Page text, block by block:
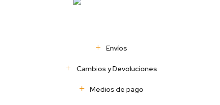
Envíos
Cambios y Devoluciones
Medios de pago